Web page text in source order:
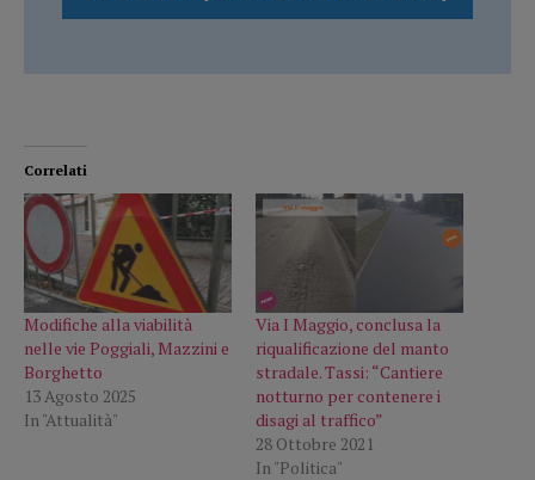
Correlati
Modifiche alla viabilità
nelle vie Poggiali, Mazzini e
Borghetto
13 Agosto 2025
In "Attualità"
Via I Maggio, conclusa la
riqualificazione del manto
stradale. Tassi: “Cantiere
notturno per contenere i
disagi al traffico”
28 Ottobre 2021
In "Politica"